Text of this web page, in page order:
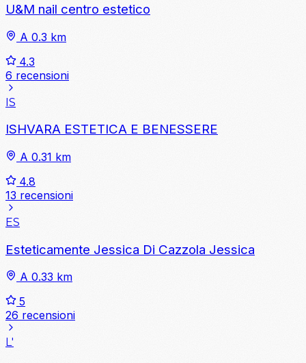
U&M nail centro estetico
A 0.3 km
4.3
6 recensioni
IS
ISHVARA ESTETICA E BENESSERE
A 0.31 km
4.8
13 recensioni
ES
Esteticamente Jessica Di Cazzola Jessica
A 0.33 km
5
26 recensioni
L'